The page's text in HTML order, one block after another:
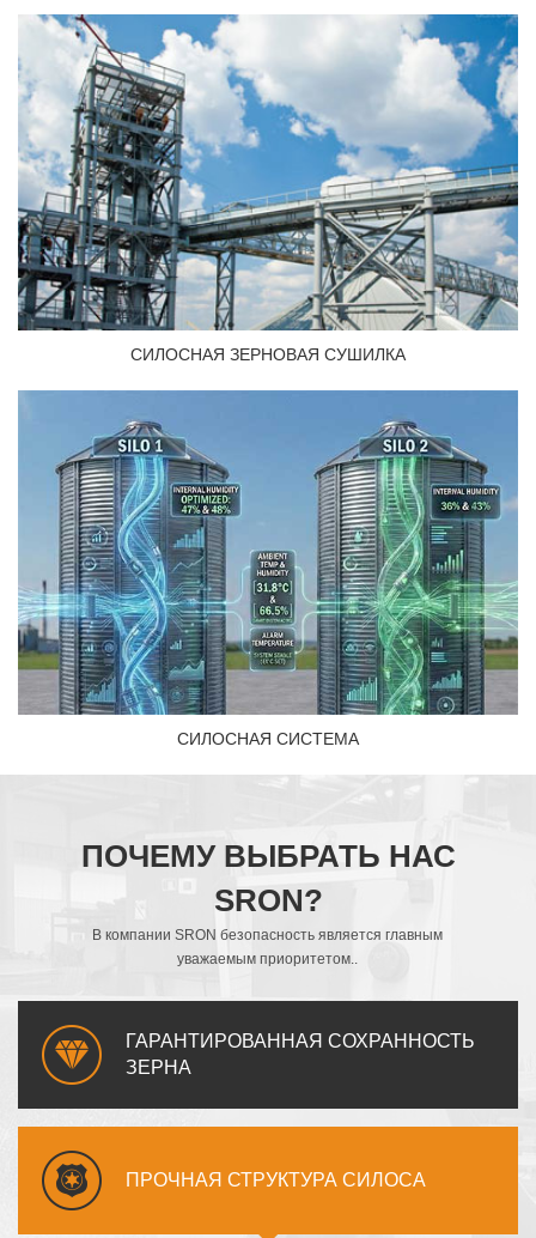
СИЛОСНАЯ ЗЕРНОВАЯ СУШИЛКА
СИЛОСНАЯ СИСТЕМА
ПОЧЕМУ ВЫБРАТЬ НАС
SRON?
В компании SRON безопасность является главным
уважаемым приоритетом..
ГАРАНТИРОВАННАЯ СОХРАННОСТЬ
ЗЕРНА
ПРОЧНАЯ СТРУКТУРА СИЛОСА